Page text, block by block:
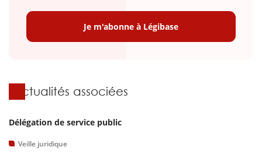
Je m'abonne à Légibase
Actualités associées
Délégation de service public
Veille juridique